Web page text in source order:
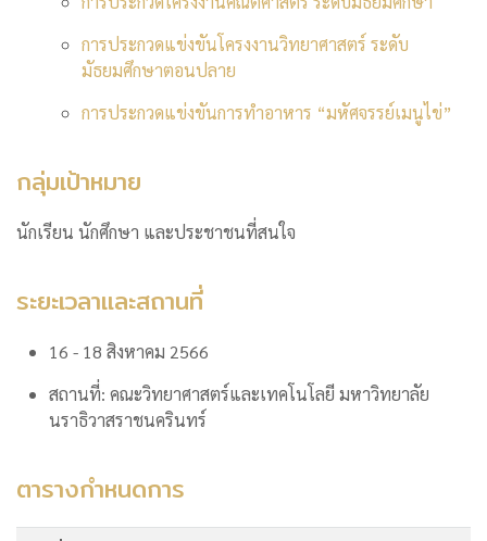
การประกวดแข่งขันโครงงานวิทยาศาสตร์ ระดับ
มัธยมศึกษาตอนปลาย
การประกวดแข่งขันการทำอาหาร “มหัศจรรย์เมนูไข่”
กลุ่มเป้าหมาย
นักเรียน นักศึกษา และประชาชนที่สนใจ
ระยะเวลาและสถานที่
16 - 18 สิงหาคม 2566
สถานที่: คณะวิทยาศาสตร์และเทคโนโลยี มหาวิทยาลัย
นราธิวาสราชนครินทร์
ตารางกำหนดการ